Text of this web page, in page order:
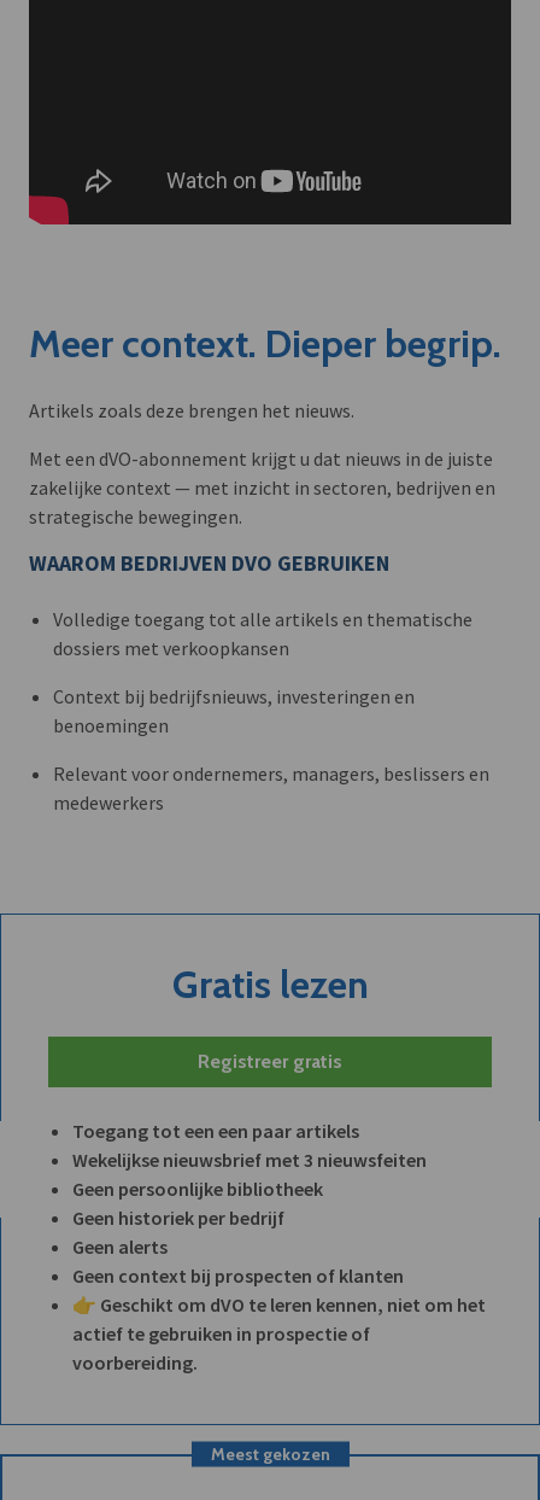
Meer context. Dieper begrip.
Artikels zoals deze brengen het nieuws.
Met een dVO-abonnement krijgt u dat nieuws in de juiste
zakelijke context — met inzicht in sectoren, bedrijven en
strategische bewegingen.
WAAROM BEDRIJVEN DVO GEBRUIKEN
Volledige toegang tot alle artikels en thematische
dossiers met verkoopkansen
Context bij bedrijfsnieuws, investeringen en
benoemingen
Relevant voor ondernemers, managers, beslissers en
medewerkers
Gratis lezen
Registreer gratis
Toegang tot een een paar artikels
Wekelijkse nieuwsbrief met 3 nieuwsfeiten
Geen persoonlijke bibliotheek
Geen historiek per bedrijf
Geen alerts
Geen context bij prospecten of klanten
👉 Geschikt om dVO te leren kennen, niet om het
actief te gebruiken in prospectie of
voorbereiding.
Meest gekozen